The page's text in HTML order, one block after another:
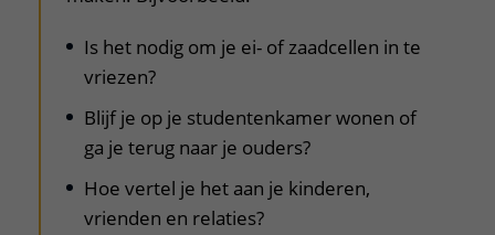
Is het nodig om je ei- of zaadcellen in te
vriezen?
Blijf je op je studentenkamer wonen of
ga je terug naar je ouders?
Hoe vertel je het aan je kinderen,
vrienden en relaties?